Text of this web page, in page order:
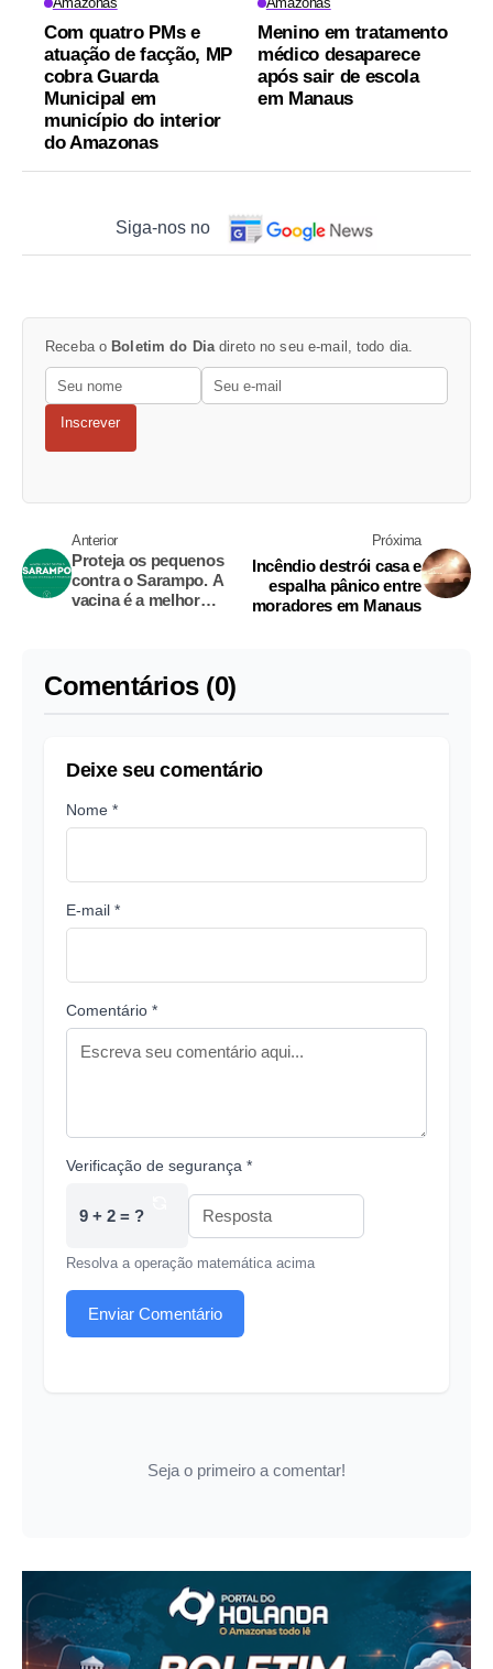
Com quatro PMs e
atuação de facção, MP
cobra Guarda
Municipal em
município do interior
do Amazonas
Menino em tratamento
médico desaparece
após sair de escola
em Manaus
Siga-nos no
Receba o Boletim do Dia direto no seu e-mail, todo dia.
Inscrever
Anterior
Proteja os pequenos
contra o Sarampo. A
vacina é a melhor
Próxima
Incêndio destrói casa e
espalha pânico entre
moradores em Manaus
Comentários (0)
Deixe seu comentário
Nome *
E-mail *
Comentário *
Verificação de segurança *
9 + 2 = ?
Resolva a operação matemática acima
Enviar Comentário
Seja o primeiro a comentar!